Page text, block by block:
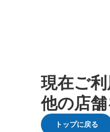
現在ご利
他の店舗
トップに戻る